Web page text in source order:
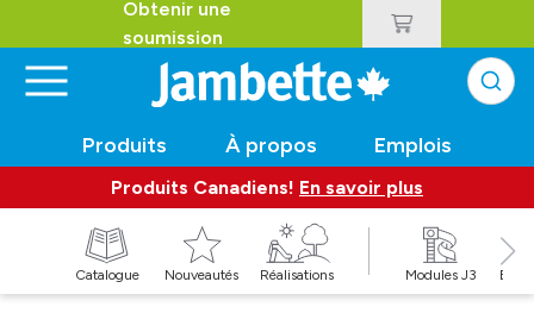
Obtenir une
soumission
Produits À propos Emplois
Produits Canadiens! En savoir plus
Catalogue Nouveautés Réalisations Modules J3